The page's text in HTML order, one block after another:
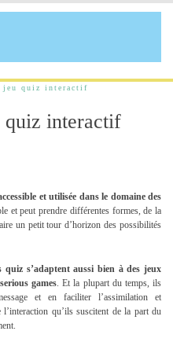
jeu quiz interactif
quiz interactif
et utilisée dans le domaine des
et peut prendre différentes formes, de la
un petit tour d’horizon des possibilités
quiz s’adaptent aussi bien à des jeux
games. Et la plupart du temps, ils
et en faciliter l’assimilation et
qu’ils suscitent de la part du